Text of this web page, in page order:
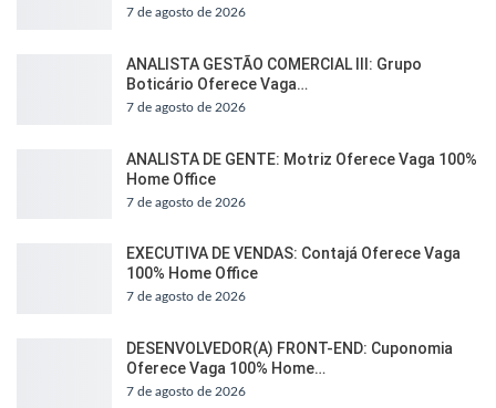
7 de agosto de 2026
ANALISTA GESTÃO COMERCIAL III: Grupo
Boticário Oferece Vaga…
7 de agosto de 2026
ANALISTA DE GENTE: Motriz Oferece Vaga 100%
Home Office
7 de agosto de 2026
EXECUTIVA DE VENDAS: Contajá Oferece Vaga
100% Home Office
7 de agosto de 2026
DESENVOLVEDOR(A) FRONT-END: Cuponomia
Oferece Vaga 100% Home…
7 de agosto de 2026